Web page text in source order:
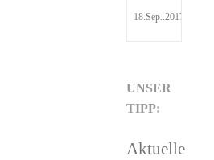
18.Sep..2017
UNSER
TIPP:
Aktuelle